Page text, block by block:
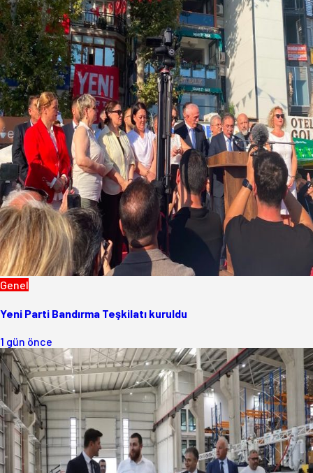
Genel
Yeni Parti Bandırma Teşkilatı kuruldu
1 gün önce